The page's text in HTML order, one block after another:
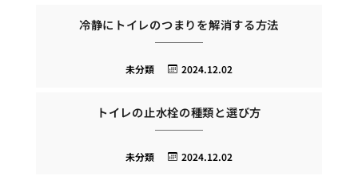
冷静にトイレのつまりを解消する方法
2024.12.02
未分類
トイレの止水栓の種類と選び方
2024.12.02
未分類